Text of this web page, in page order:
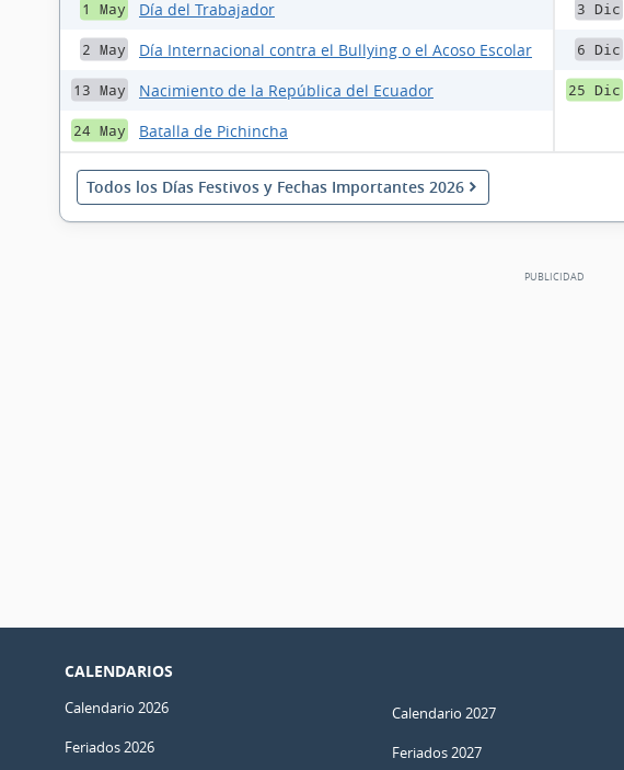
1 May Día del Trabajador
2 May Día Internacional contra el Bullying o el Acoso Escolar
13 May Nacimiento de la República del Ecuador
24 May Batalla de Pichincha
3 Dic
6 Dic
25 Dic
Todos los Días Festivos y Fechas Importantes 2026
CALENDARIOS
Calendario 2026
Feriados 2026
Calendario 2027
Feriados 2027